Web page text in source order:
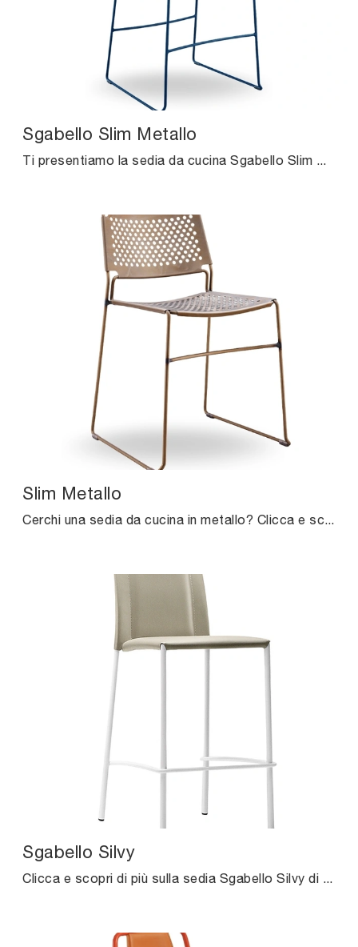
Sgabello Slim Metallo
Ti presentiamo la sedia da cucina Sgabello Slim Metallo per ambientazioni moderne, tra le più esclusive Sedie sgabelli di Midj.
Slim Metallo
Sgabello Silvy
Clicca e scopri di più sulla sedia Sgabello Silvy di Midj in cuoio: le più belle Sedie sgabelli moderne ti attendono.